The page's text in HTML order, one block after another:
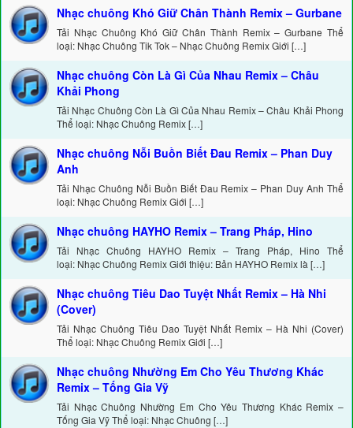
Nhạc chuông Khó Giữ Chân Thành Remix – Gurbane
Tải Nhạc Chuông Khó Giữ Chân Thành Remix – Gurbane Thể
loại: Nhạc Chuông Tik Tok – Nhạc Chuông Remix Giới […]
Nhạc chuông Còn Là Gì Của Nhau Remix – Châu
Khải Phong
Tải Nhạc Chuông Còn Là Gì Của Nhau Remix – Châu Khải Phong
Thể loại: Nhạc Chuông Remix […]
Nhạc chuông Nỗi Buồn Biết Đau Remix – Phan Duy
Anh
Tải Nhạc Chuông Nỗi Buồn Biết Đau Remix – Phan Duy Anh Thể
loại: Nhạc Chuông Remix Giới […]
Nhạc chuông HAYHO Remix – Trang Pháp, Hino
Tải Nhạc Chuông HAYHO Remix – Trang Pháp, Hino Thể
loại: Nhạc Chuông Remix Giới thiệu: Bản HAYHO Remix là […]
Nhạc chuông Tiêu Dao Tuyệt Nhất Remix – Hà Nhi
(Cover)
Tải Nhạc Chuông Tiêu Dao Tuyệt Nhất Remix – Hà Nhi (Cover)
Thể loại: Nhạc Chuông Remix Giới […]
Nhạc chuông Nhường Em Cho Yêu Thương Khác
Remix – Tống Gia Vỹ
Tải Nhạc Chuông Nhường Em Cho Yêu Thương Khác Remix –
Tống Gia Vỹ Thể loại: Nhạc Chuông […]